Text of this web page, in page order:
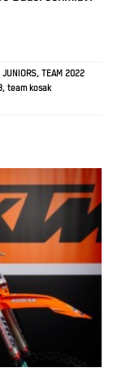
, TEAM 2022
, team kosak